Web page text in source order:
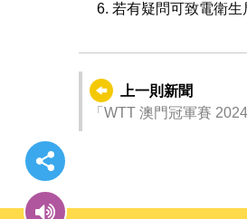
若有疑問可致電衛
上一則新聞
「WTT 澳門冠軍賽